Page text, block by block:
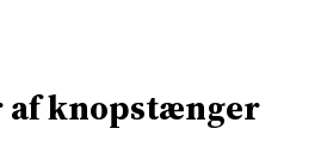
af knopstænger